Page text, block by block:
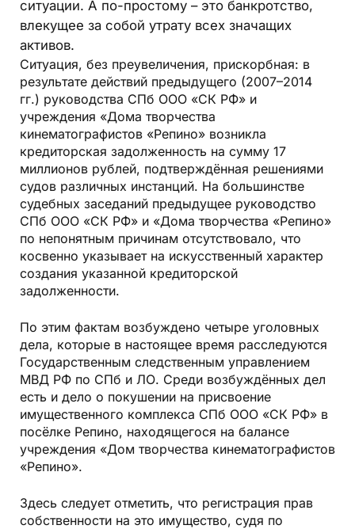
ситуации. А по-простому – это банкротство,
влекущее за собой утрату всех значащих
активов.
Cитуация, без преувеличения, прискорбная: в
результате действий предыдущего (2007–2014
гг.) руководства СПб ООО «СК РФ» и
учреждения «Дома творчества
кинематографистов «Репино» возникла
кредиторская задолженность на сумму 17
миллионов рублей, подтверждённая решениями
судов различных инстанций. На большинстве
судебных заседаний предыдущее руководство
СПб ООО «СК РФ» и «Дома творчества «Репино»
по непонятным причинам отсутствовало, что
косвенно указывает на искусственный характер
создания указанной кредиторской
задолженности.
По этим фактам возбуждено четыре уголовных
дела, которые в настоящее время расследуются
Государственным следственным управлением
МВД РФ по СПб и ЛО. Среди возбуждённых дел
есть и дело о покушении на присвоение
имущественного комплекса СПб ООО «СК РФ» в
посёлке Репино, находящегося на балансе
учреждения «Дом творчества кинематографистов
«Репино».
Здесь следует отметить, что регистрация прав
собственности на это имущество, судя по